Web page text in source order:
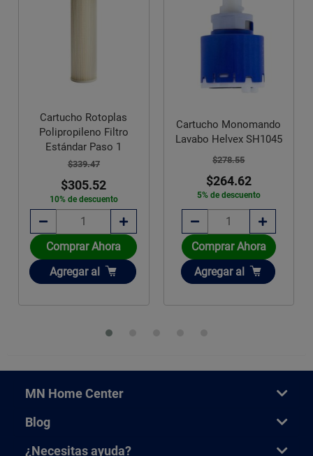
Cartucho Rotoplas
Polipropileno Filtro
Estándar Paso 1
$339.47
$305.52
10% de descuento
Comprar Ahora
Añadir
Agregar al
Cartucho Monomando
Lavabo Helvex SH1045
$278.55
$264.62
5% de descuento
Comprar Ahora
Añadir
Agregar al
MN Home Center
Blog
¿Necesitas ayuda?